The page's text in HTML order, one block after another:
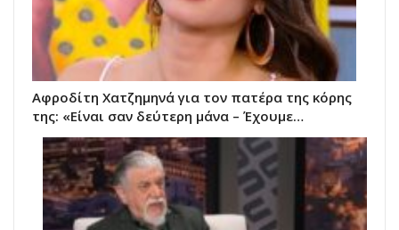
Αφροδίτη Χατζημηνά για τον πατέρα της κόρης
της: «Είναι σαν δεύτερη μάνα – Έχουμε…